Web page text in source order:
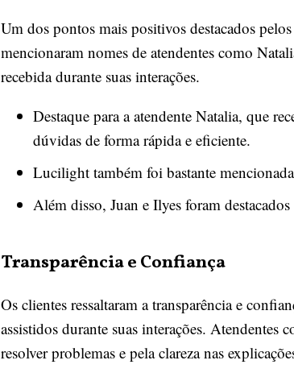
Um dos pontos mais positivos destacados
mencionaram nomes de atendentes como
recebida durante suas interações.
Destaque para a atendente Natalia, que
dúvidas de forma rápida e eficiente.
Lucilight também foi bastante
Além disso, Juan e Ilyes foram
Transparência e Confiança
Os clientes ressaltaram a transparência e
assistidos durante suas interações.
resolver problemas e pela clareza nas